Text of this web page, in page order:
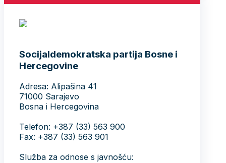
Socijaldemokratska partija Bosne i
Hercegovine
Adresa: Alipašina 41
71000 Sarajevo
Bosna i Hercegovina
Telefon: +387 (33) 563 900
Fax: +387 (33) 563 901
Služba za odnose s javnošću: